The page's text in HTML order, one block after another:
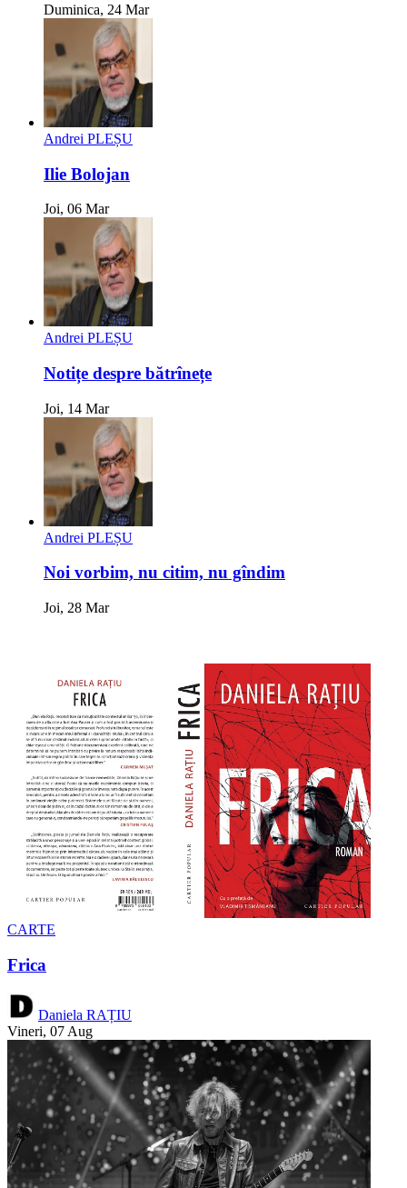
Duminica, 24 Mar
Andrei PLEȘU
Ilie Bolojan
Joi, 06 Mar
Andrei PLEȘU
Notițe despre bătrînețe
Joi, 14 Mar
Andrei PLEȘU
Noi vorbim, nu citim, nu gîndim
Joi, 28 Mar
CARTE
Frica
Daniela RAȚIU
Vineri, 07 Aug